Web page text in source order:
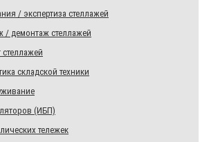
/ экспертиза стеллажей
/ демонтаж стеллажей
складской техники
(ИБП)
тележек